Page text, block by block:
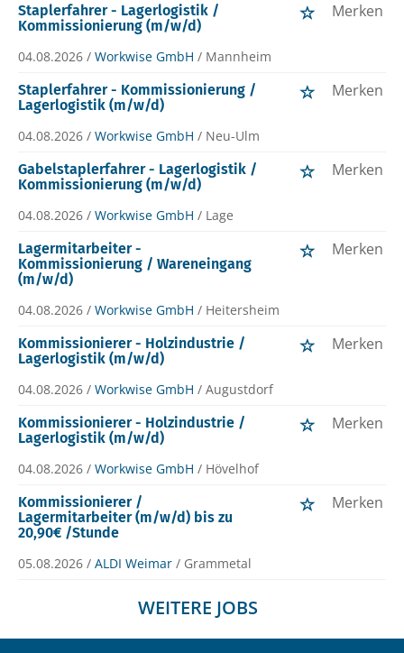
Staplerfahrer - Lagerlogistik /
Kommissionierung (m/w/d)
Merken
04.08.2026 / Workwise GmbH / Mannheim
Staplerfahrer - Kommissionierung /
Lagerlogistik (m/w/d)
Merken
04.08.2026 / Workwise GmbH / Neu-Ulm
Gabelstaplerfahrer - Lagerlogistik /
Kommissionierung (m/w/d)
Merken
04.08.2026 / Workwise GmbH / Lage
Lagermitarbeiter -
Kommissionierung / Wareneingang
(m/w/d)
Merken
04.08.2026 / Workwise GmbH / Heitersheim
Kommissionierer - Holzindustrie /
Lagerlogistik (m/w/d)
Merken
04.08.2026 / Workwise GmbH / Augustdorf
Kommissionierer - Holzindustrie /
Lagerlogistik (m/w/d)
Merken
04.08.2026 / Workwise GmbH / Hövelhof
Kommissionierer /
Lagermitarbeiter (m/w/d) bis zu
20,90€ /Stunde
Merken
05.08.2026 / ALDI Weimar / Grammetal
WEITERE JOBS